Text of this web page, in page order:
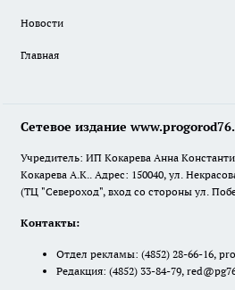
Новости
Главная
Сетевое издание
Учредитель: ИП Кокарева Анна
Кокарева А.К.. Адрес: 150040, ул.
(ТЦ "Североход", вход со стороны ул.
Контакты:
Отдел рекламы: (4852) 28-66-16,
Редакция: (4852) 33-84-79,